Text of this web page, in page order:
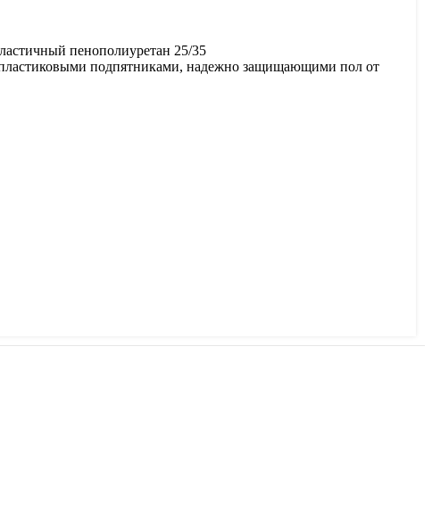
пенополиуретан 25/35
подпятниками, надежно защищающими пол от